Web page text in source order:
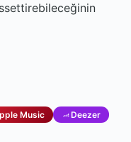
Music Deezer